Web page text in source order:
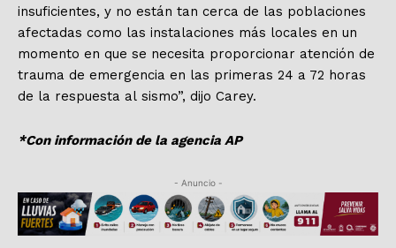
insuficientes, y no están tan cerca de las poblaciones
afectadas como las instalaciones más locales en un
momento en que se necesita proporcionar atención de
trauma de emergencia en las primeras 24 a 72 horas
de la respuesta al sismo”, dijo Carey.
*Con información de la agencia AP
- Anuncio -